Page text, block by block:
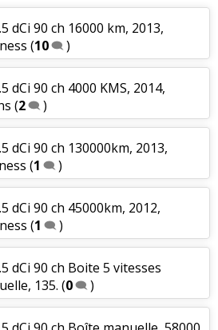
dCi 90 ch 16000 km, 2013,
(10 )
dCi 90 ch 4000 KMS, 2014,
(2 )
dCi 90 ch 130000km, 2013,
(1 )
dCi 90 ch 45000km, 2012,
(1 )
dCi 90 ch Boite 5 vitesses
135. (0 )